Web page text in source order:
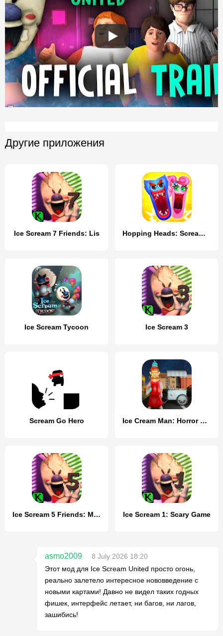
Другие приложения
Ice Scream 7 Friends: Lis Hopping Heads: Scream & Shout
Ice Scream Tycoon Ice Scream 3
Scream Go Hero Ice Cream Man: Horror Scream
Ice Scream 5 Friends: Mike Ice Scream 1: Scary Game
asmo2009
8 July 2026 18:20
Этот мод для Ice Scream United просто огонь,
реально залетело интересное нововведение с
новыми картами! Давно не видел таких годных
фишек, интерфейс летает, ни багов, ни лагов,
зашибись!